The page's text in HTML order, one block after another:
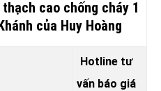
cao chống cháy 1
của Huy Hoàng
Hotline tư
vấn báo giá